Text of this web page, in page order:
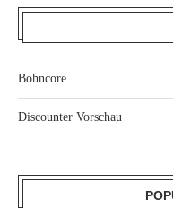
Bohncore
Discounter Vorschau